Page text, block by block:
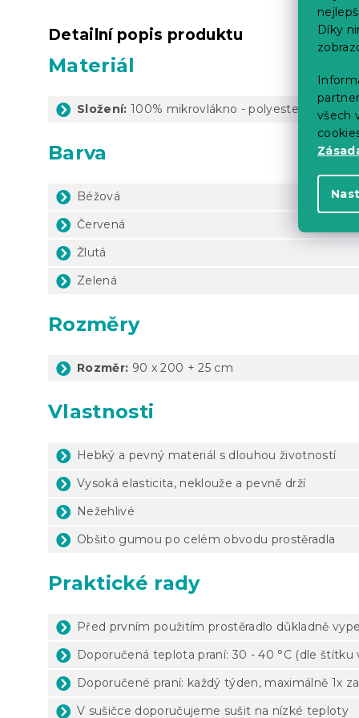
Díky
všech
Detailní popis produktu
Materiál
Složení: 100% mikrovlákno - polyester
Barva
Béžová
Červená
Žlutá
Zelená
Rozměry
Rozměr: 90 x 200 + 25 cm
Vlastnosti
Hebký a pevný materiál s dlouhou životností
Vysoká elasticita, neklouže a pevně drží
Nežehlivé
Obšito gumou po celém obvodu prostěradla
Praktické rady
Před prvním použitím prostěradlo důkladně
Doporučená teplota praní: 30 - 40 °C (dle štítku
Doporučené praní: každý týden, maximálně 1x
V sušičce doporučujeme sušit na nízké teploty